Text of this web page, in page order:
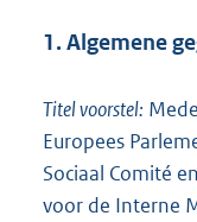
1. Algemene
Titel voorstel:
Europees
Sociaal Comité
voor de Interne